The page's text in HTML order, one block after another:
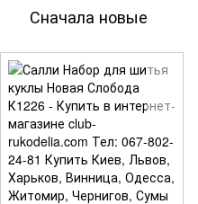
Сначала новые